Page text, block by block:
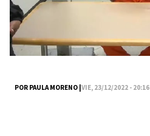
POR PAULA MORENO |VIE, 23/12/2022 - 20:16